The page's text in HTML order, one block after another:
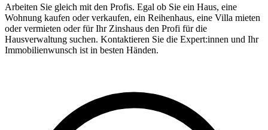
Arbeiten Sie gleich mit den Profis. Egal ob Sie ein Haus, eine
Wohnung kaufen oder verkaufen, ein Reihenhaus, eine Villa mieten
oder vermieten oder für Ihr Zinshaus den Profi für die
Hausverwaltung suchen. Kontaktieren Sie die Expert:innen und Ihr
Immobilienwunsch ist in besten Händen.